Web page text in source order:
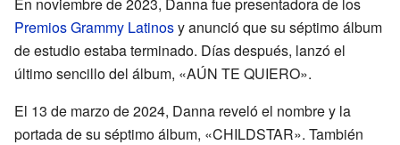
Premios Grammy Latinosy anunció que su séptimo álbum
de estudio estaba terminado. Días después, lanzó el
último sencillo del álbum, «AÚN TE QUIERO».
El 13 de marzo de 2024, Danna reveló el nombre y la
portada de su séptimo álbum, «CHILDSTAR». También